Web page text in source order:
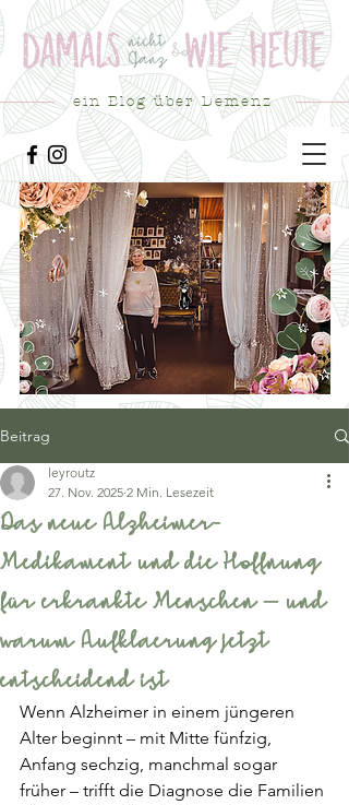
ein Blog über Demenz
Beitrag
Das neue Alzheimer-
Medikament und die Hoffnung
für erkrankte Menschen – und
warum Aufklaerung jetzt
entscheidend ist
leyroutz
27. Nov. 2025 2 Min. Lesezeit
Wenn Alzheimer in einem jüngeren
Alter beginnt – mit Mitte fünfzig,
Anfang sechzig, manchmal sogar
früher – trifft die Diagnose die Familien